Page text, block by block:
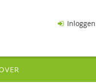
Inloggen